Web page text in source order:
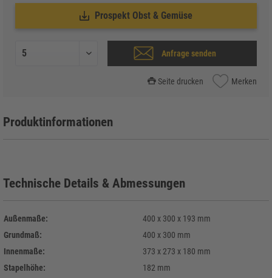
Prospekt Obst & Gemüse
Anfrage senden
Seite drucken Merken
Produktinformationen
Technische Details & Abmessungen
Außenmaße:
400 x 300 x 193 mm
Grundmaß:
400 x 300 mm
Innenmaße:
373 x 273 x 180 mm
Stapelhöhe:
182 mm